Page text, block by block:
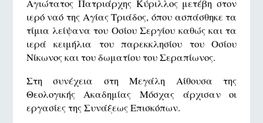
Αγιώτατος Πατριάρχης Κύριλλος μετέβη στον
ιερό ναό της Αγίας Τριάδος, όπου ασπάσθηκε τα
τίμια λείψανα του Οσίου Σεργίου καθώς και τα
ιερά κειμήλια του παρεκκλησίου του Οσίου
Νίκωνος και του δωματίου του Σεραπίωνος.
Στη συνέχεια στη Μεγάλη Αίθουσα της
Θεολογικής Ακαδημίας Μόσχας άρχισαν οι
εργασίες της Συνάξεως Επισκόπων.